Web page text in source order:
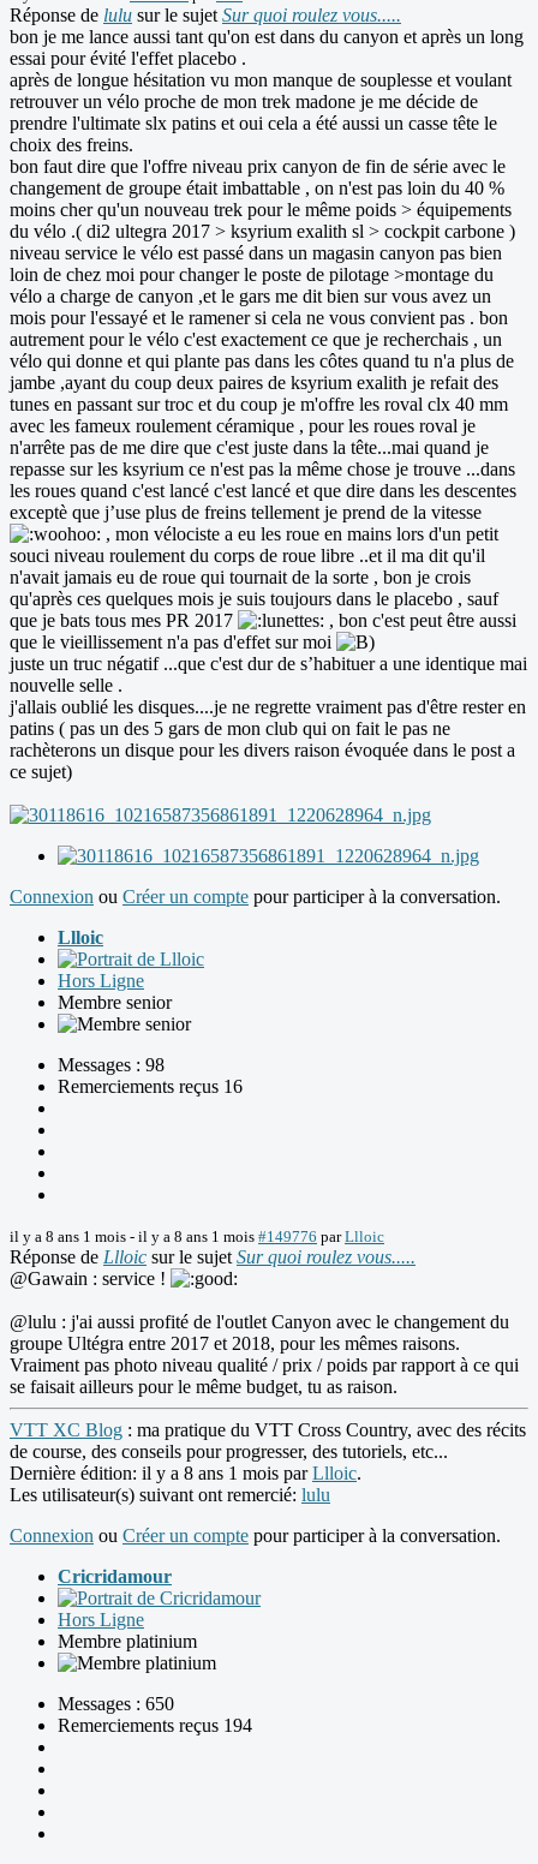
Réponse de lulu sur le sujet Sur quoi roulez vous.....
bon je me lance aussi tant qu'on est dans du canyon et après un long
essai pour évité l'effet placebo .
après de longue hésitation vu mon manque de souplesse et voulant
retrouver un vélo proche de mon trek madone je me décide de
prendre l'ultimate slx patins et oui cela a été aussi un casse tête le
choix des freins.
bon faut dire que l'offre niveau prix canyon de fin de série avec le
changement de groupe était imbattable , on n'est pas loin du 40 %
moins cher qu'un nouveau trek pour le même poids > équipements
du vélo .( di2 ultegra 2017 > ksyrium exalith sl > cockpit carbone )
niveau service le vélo est passé dans un magasin canyon pas bien
loin de chez moi pour changer le poste de pilotage >montage du
vélo a charge de canyon ,et le gars me dit bien sur vous avez un
mois pour l'essayé et le ramener si cela ne vous convient pas . bon
autrement pour le vélo c'est exactement ce que je recherchais , un
vélo qui donne et qui plante pas dans les côtes quand tu n'a plus de
jambe ,ayant du coup deux paires de ksyrium exalith je refait des
tunes en passant sur troc et du coup je m'offre les roval clx 40 mm
avec les fameux roulement céramique , pour les roues roval je
n'arrête pas de me dire que c'est juste dans la tête...mai quand je
repasse sur les ksyrium ce n'est pas la même chose je trouve ...dans
les roues quand c'est lancé c'est lancé et que dire dans les descentes
exceptè que j’use plus de freins tellement je prend de la vitesse
, mon vélociste a eu les roue en mains lors d'un petit
souci niveau roulement du corps de roue libre ..et il ma dit qu'il
n'avait jamais eu de roue qui tournait de la sorte , bon je crois
qu'après ces quelques mois je suis toujours dans le placebo , sauf
que je bats tous mes PR 2017
, bon c'est peut être aussi
que le vieillissement n'a pas d'effet sur moi
juste un truc négatif ...que c'est dur de s’habituer a une identique mai
nouvelle selle .
j'allais oublié les disques....je ne regrette vraiment pas d'être rester en
patins ( pas un des 5 gars de mon club qui on fait le pas ne
rachèterons un disque pour les divers raison évoquée dans le post a
ce sujet)
Connexion ou Créer un compte pour participer à la conversation.
Llloic
Hors Ligne
Membre senior
Messages : 98
Remerciements reçus 16
il y a 8 ans 1 mois - il y a 8 ans 1 mois #149776 parLlloic
Réponse de Llloic sur le sujet Sur quoi roulez vous.....
@Gawain : service !
@lulu : j'ai aussi profité de l'outlet Canyon avec le changement du
groupe Ultégra entre 2017 et 2018, pour les mêmes raisons.
Vraiment pas photo niveau qualité / prix / poids par rapport à ce qui
se faisait ailleurs pour le même budget, tu as raison.
VTT XC Blog : ma pratique du VTT Cross Country, avec des récits
de course, des conseils pour progresser, des tutoriels, etc...
Dernière édition: il y a 8 ans 1 mois parLlloic.
Les utilisateur(s) suivant ont remercié: lulu
Connexion ou Créer un compte pour participer à la conversation.
Cricridamour
Hors Ligne
Membre platinium
Messages : 650
Remerciements reçus 194